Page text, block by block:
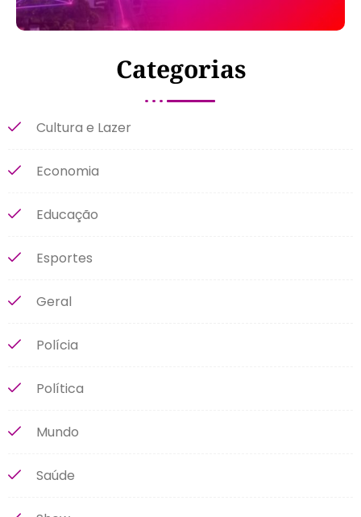
Categorias
Cultura e Lazer
Economia
Educação
Esportes
Geral
Polícia
Política
Mundo
Saúde